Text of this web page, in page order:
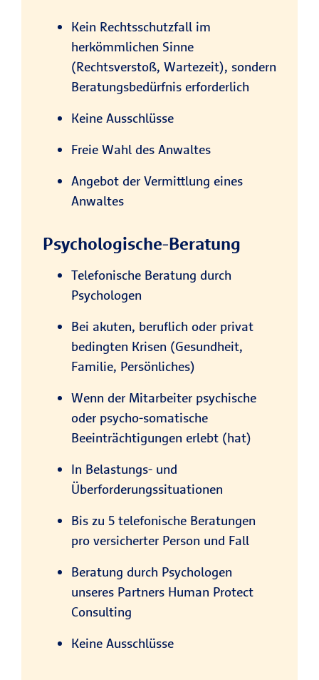
Kein Rechtsschutzfall im
herkömmlichen Sinne
(Rechtsverstoß, Wartezeit), sondern
Beratungsbedürfnis erforderlich
Keine Ausschlüsse
Freie Wahl des Anwaltes
Angebot der Vermittlung eines
Anwaltes
Psychologische-Beratung
Telefonische Beratung durch
Psychologen
Bei akuten, beruflich oder privat
bedingten Krisen (Gesundheit,
Familie, Persönliches)
Wenn der Mitarbeiter psychische
oder psycho-somatische
Beeinträchtigungen erlebt (hat)
In Belastungs- und
Überforderungssituationen
Bis zu 5 telefonische Beratungen
pro versicherter Person und Fall
Beratung durch Psychologen
unseres Partners Human Protect
Consulting
Keine Ausschlüsse